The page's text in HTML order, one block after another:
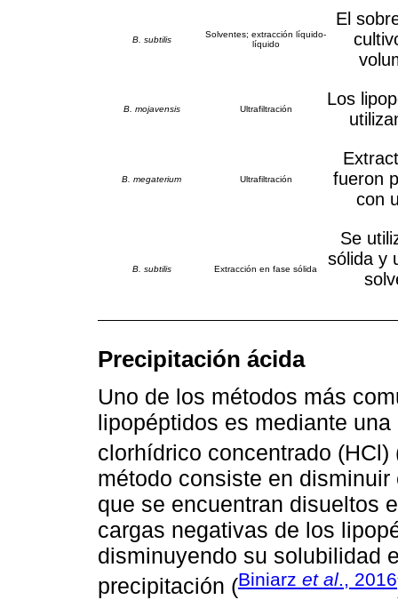
B. subtilis
Solventes; extracción líquido-
líquido
El
B. mojavensis Ultrafiltración
Los
B. megaterium Ultrafiltración
fueron
con
B. subtilis Extracción en fase sólida
Se
sólida y
Precipitación ácida
Uno de los métodos más
lipopéptidos es mediante
clorhídrico concentrado (HCl)
método consiste en
que se encuentran disueltos
cargas negativas de los
disminuyendo su solubilidad
precipitación (Biniarz et al., 2016